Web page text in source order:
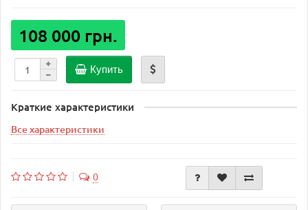
108 000 грн.
Купить
Краткие характеристики
Все характеристики
0